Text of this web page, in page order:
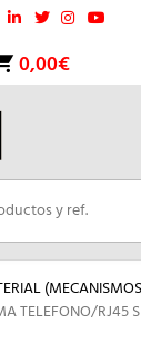
0,00€
TELEFONO/RJ45